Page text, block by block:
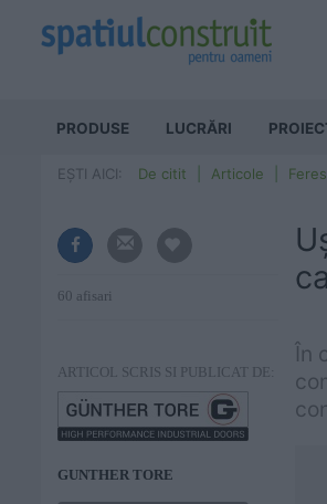
PRODUSE LUCRĂRI
EȘTI AICI: De citit Articole
60 afisari
ARTICOL SCRIS SI PUBLICAT DE:
GUNTHER TORE
În